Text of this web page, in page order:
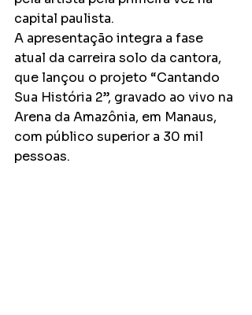
capital paulista.
A apresentação integra a fase
atual da carreira solo da cantora,
que lançou o projeto “Cantando
Sua História 2”, gravado ao vivo na
Arena da Amazônia, em Manaus,
com público superior a 30 mil
pessoas.